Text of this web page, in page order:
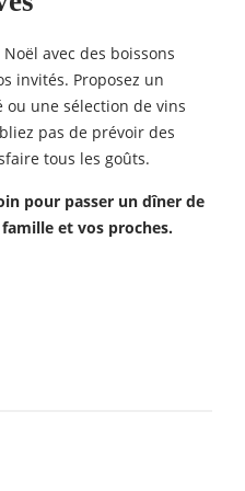
avec des boissons
invités. Proposez un
ou une sélection de vins
pas de prévoir des
tous les goûts.
pour passer un dîner de
et vos proches.